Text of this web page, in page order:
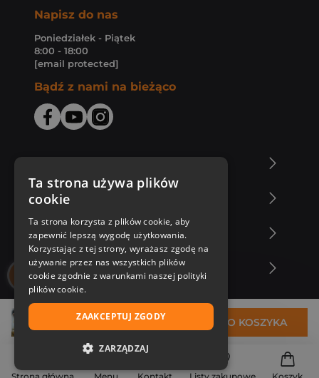
Strona główna Menu Kontakt Listy zakupowe Koszyk
32,60 zł DO KOSZYKA
Napisz do nas
Poniedziałek - Piątek
8:00 - 18:00
[email protected]
Bądź z nami na bieżąco
Zakupy u nas
Nasza oferta
Nasi autorzy
Ta strona używa plików
cookie
Ta strona korzysta z plików cookie, aby
zapewnić lepszą wygodę użytkowania.
Korzystając z tej strony, wyrażasz zgodę na
używanie przez nas wszystkich plików
cookie zgodnie z warunkami naszej polityki
plików cookie.
ZAAKCEPTUJ ZGODY
ZARZĄDZAJ